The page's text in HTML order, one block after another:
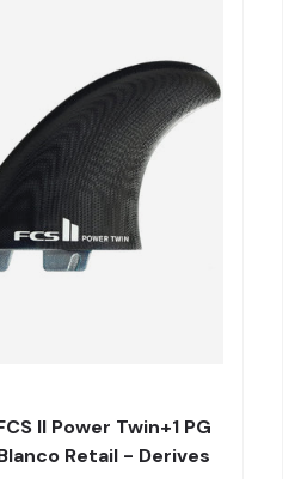
II Power Twin+1 PG
Retail - Derives